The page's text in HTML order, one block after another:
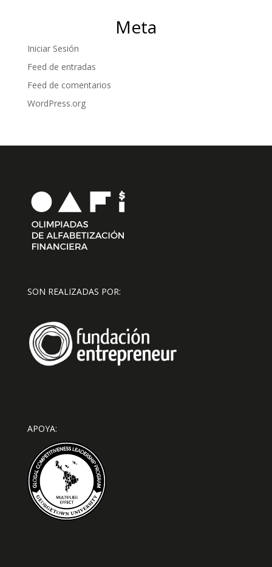
Meta
Iniciar Sesión
Feed de entradas
Feed de comentarios
WordPress.org
SON REALIZADAS POR:
APOYA: